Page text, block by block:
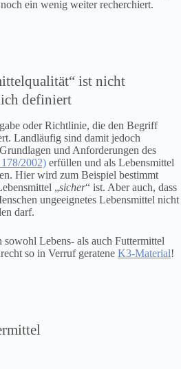
ein wenig weiter recherchiert.
ist nicht
definiert
oder Richtlinie, die den Begriff
Landläufig sind damit jedoch
und Anforderungen des
2002) erfüllen und als Lebensmittel
Hier wird zum Beispiel bestimmt
„sicher“ ist. Aber auch, dass
ungeeignetes Lebensmittel nicht
darf.
Lebens- als auch Futtermittel
so in Verruf geratene K3-Material!